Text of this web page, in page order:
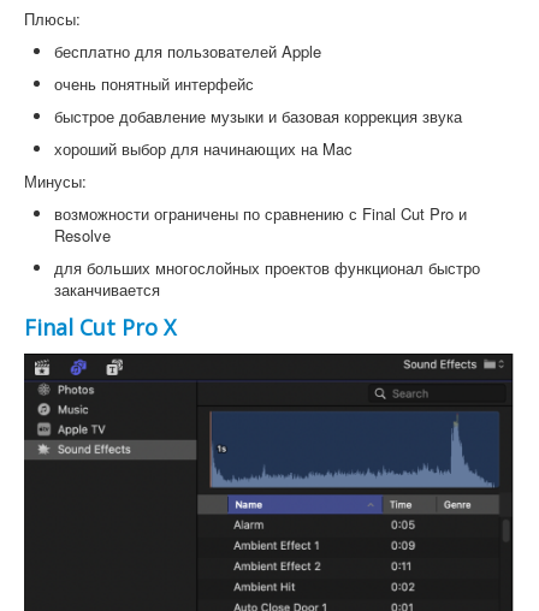
Плюсы:
бесплатно для пользователей Apple
очень понятный интерфейс
быстрое добавление музыки и базовая коррекция звука
хороший выбор для начинающих на Mac
Минусы:
возможности ограничены по сравнению с Final Cut Pro и
Resolve
для больших многослойных проектов функционал быстро
заканчивается
Final Cut Pro X